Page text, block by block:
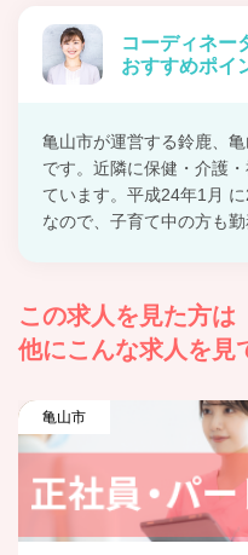
コーディネー
おすすめポイ
亀山市が運営する鈴鹿、
です。近隣に保健・介護
ています。平成24年1月
なので、子育て中の方も
この求人を見た方は
他にこんな求人を見
亀山市